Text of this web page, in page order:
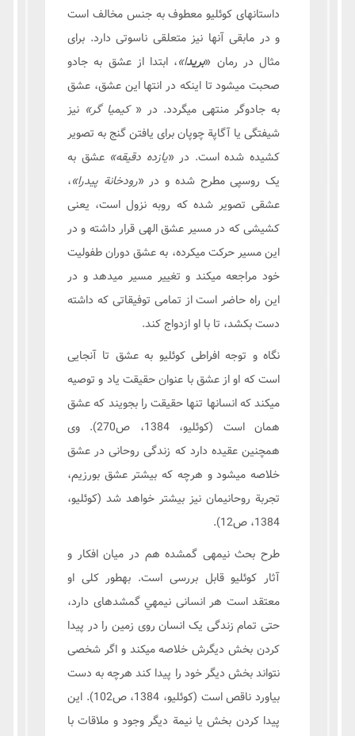
داستانهای کوئلیو معطوف به جنس مخالف است
و در مابقی آنها نیز متعلقی ناسوتی دارد. برای
مثال در رمان «بریدا»، ابتدا از عشق به جادو
صحبت میشود تا اینکه در انتها این عشق، عشق
به جادوگر منتهی میگردد. در « کیمیا گر»نیز
شیفتگی یا آگاپة چوپان برای یافتن گنج به تصویر
کشیده شده است. در «یازده دقیقه»عشق به
یک روسپی مطرح شده و در «رودخانة پیدرا»،
عشقی تصویر شده که روبه نزول است، یعنی
کشیشی که در مسیر عشق الهی قرار داشته و در
این مسیر حرکت میکرده، به عشق دوران طفولیت
خود مراجعه میکند و تغییر مسیر میدهد و در
این راه حاضر است از تمامی توفیقاتی که داشته
دست بکشد، تا با او ازدواج کند.
نگاه و توجه افراطی کوئلیو به عشق تا آنجایی
است که او از عشق با عنوان حقیقت یاد و توصیه
میکند که انسانها تنها حقیقت را بجویند که عشق
همان است (کوئلیو، 1384، ص270). وی
همچنین عقیده دارد که زندگی روحانی در عشق
خلاصه میشود و هرچه که بیشتر عشق بورزیم،
تجربة روحانیمان نیز بیشتر خواهد شد (کوئلیو،
1384، ص12).
طرح بحث نیمهی گمشده هم در میان افکار و
آثار كوئليو قابل بررسی است. بهطور کلی او
معتقد است هر انسانی نیمهي گمشدهای دارد،
حتی تمام زندگی یک انسان روی زمین را در پیدا
کردن بخش دیگرش خلاصه میكند و اگر شخصی
نتواند بخش دیگر خود را پیدا کند هرچه به دست
بیاورد ناقص است (کوئلیو، 1384، ص102). این
پیدا کردن بخش یا نیمة دیگر وجود و ملاقات با